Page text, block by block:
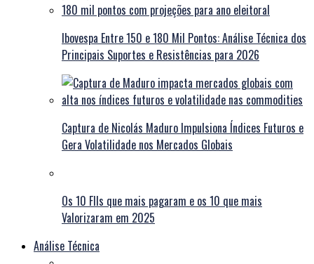
Ibovespa Entre 150 e 180 Mil Pontos: Análise Técnica dos
Principais Suportes e Resistências para 2026
Captura de Nicolás Maduro Impulsiona Índices Futuros e
Gera Volatilidade nos Mercados Globais
Os 10 FIIs que mais pagaram e os 10 que mais
Valorizaram em 2025
Análise Técnica